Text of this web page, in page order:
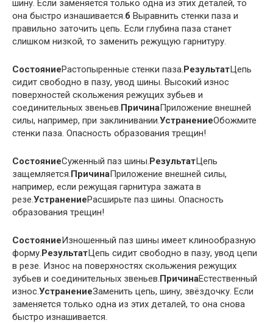
шину. Если заменяется только одна из этих деталей, то
она быстро изнашивается. б Выравнить стенки паза и
правильно заточить цепь. Если глубина паза станет
слишком низкой, то заменить режущую гарнитуру.
СостояниеРастопыренные стенки паза. РезультатЦепь
сидит свободно в пазу, увод шины. Высокий износ
поверхностей скольжения режущих зубьев и
соединительных звеньев. ПричинаПриложение внешней
силы, например, при заклинивании. УстранениеОбожмите
стенки паза. Опасность образования трещин!
СостояниеСуженный паз шины. РезультатЦепь
защемляется. ПричинаПриложение внешней силы,
например, если режущая гарнитура зажата в
резе. УстранениеРасширьте паз шины. Опасность
образования трещин!
СостояниеИзношенный паз шины имеет клинообразную
форму. РезультатЦепь сидит свободно в пазу, увод цепи
в резе. Износ на поверхностях скольжения режущих
зубьев и соединительных звеньев. ПричинаЕстественный
износ.УстранениеЗаменить цепь, шину, звёздочку. Если
заменяется только одна из этих деталей, то она снова
быстро изнашивается.